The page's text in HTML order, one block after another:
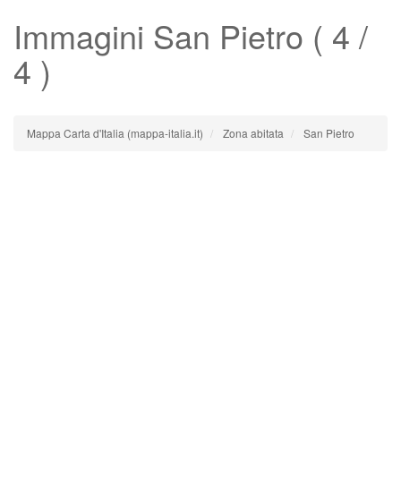
Immagini San Pietro ( 4 /
4 )
Mappa Carta d'Italia (mappa-italia.it) Zona abitata San Pietro